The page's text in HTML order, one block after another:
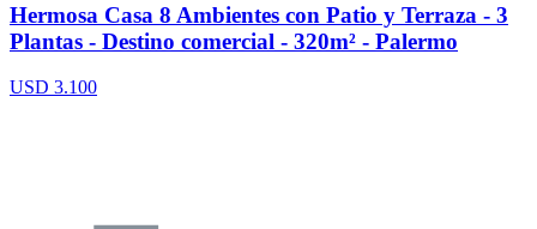
Hermosa Casa 8 Ambientes con Patio y Terraza - 3
Plantas - Destino comercial - 320m² - Palermo
USD 3.100